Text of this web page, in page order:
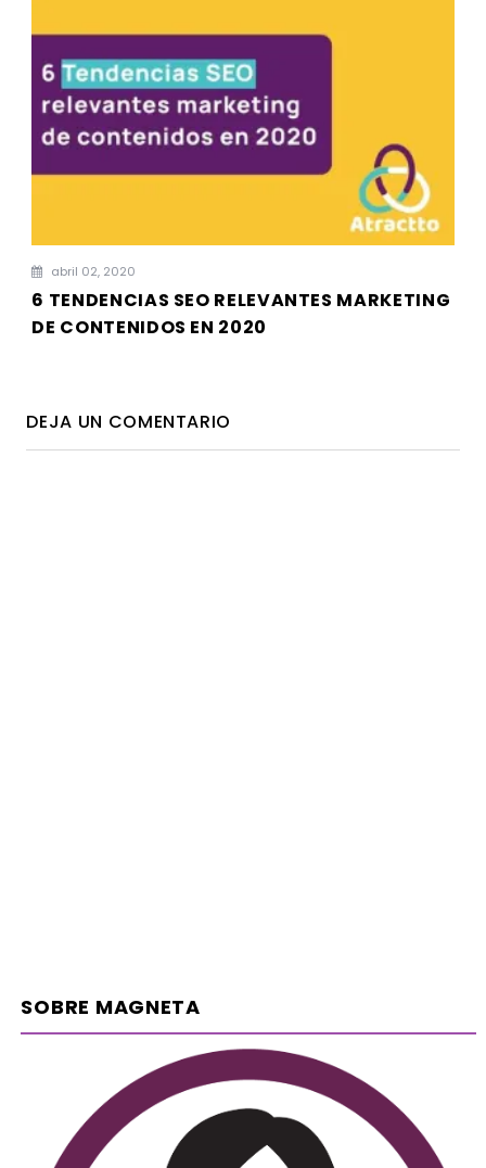
abril 02, 2020
6 TENDENCIAS SEO RELEVANTES MARKETING
DE CONTENIDOS EN 2020
DEJA UN COMENTARIO
SOBRE MAGNETA